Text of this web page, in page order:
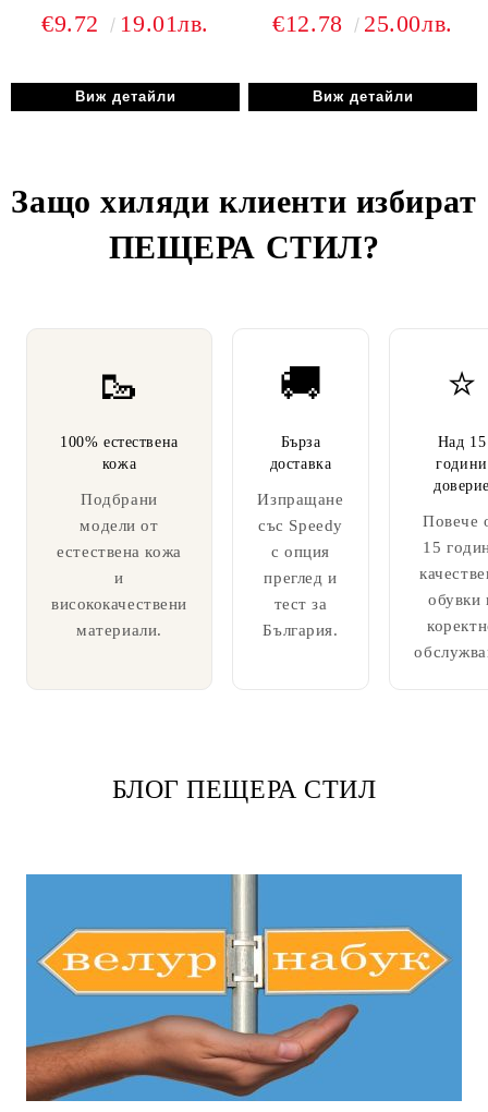
€9.72 19.01лв.
Виж детайли
€12.78 25.00лв.
Виж детайли
Защо хиляди клиенти избират
ПЕЩЕРА СТИЛ?
🥾
100% естествена
кожа
Подбрани
модели от
естествена кожа
и
висококачествени
материали.
🚚
Бърза
доставка
Изпращане
със Speedy
с опция
преглед и
тест за
България.
⭐
Над 15
години
Повече
15
обувки
БЛОГ ПЕЩЕРА СТИЛ